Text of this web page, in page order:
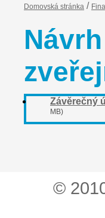
Domovská stránka /
Závěrečný
MB)
©